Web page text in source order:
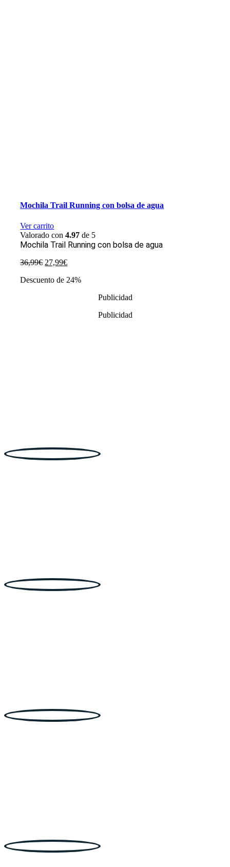
Mochila Trail Running con bolsa de agua
Ver carrito
Valorado con4.97 de 5
Mochila Trail Running con bolsa de agua
36,99€ El
original
27,99€El
actual
Descuento de 24%
Publicidad
Publicidad